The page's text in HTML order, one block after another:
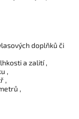
doplňků či
a zalití ,
,
,
,